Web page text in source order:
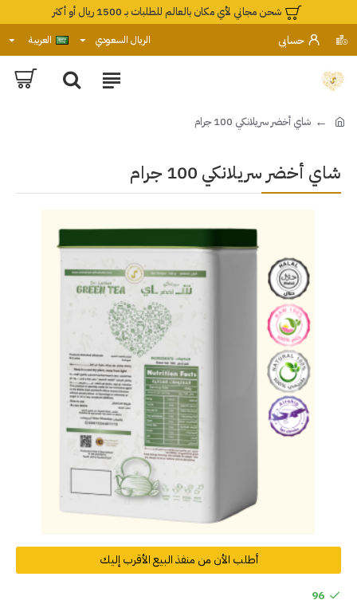
شحن مجاني لأي مكان بالعالم للطلبات بـ 1500 ريال أو أكثر
حسابي
الريال السعودي العربية
شاي أخضر سريلانكي 100 جرام
شاي أخضر سريلانكي 100 جرام
أطلب الأن من منفذ البيع الأقرب إليك
96